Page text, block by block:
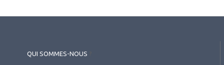
Bausch+Lomb ULTRA® ONE DAY
QUI SOMMES-NOUS